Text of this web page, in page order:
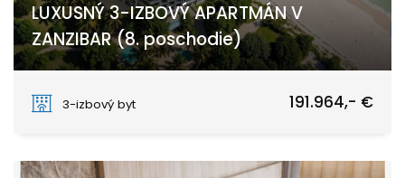
LUXUSNÝ 3-IZBOVÝ APARTMÁN V
ZANZIBAR (8. poschodie)
3-izbový byt
191.964,- €